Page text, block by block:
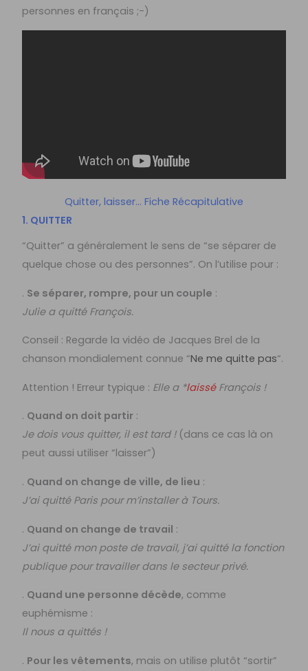
personnes en français ;-)
Quitter, laisser… Fiche Récapitulative
1. QUITTER
“Quitter” a généralement le sens de “se séparer de
quelque chose ou des personnes”. On l’utilise pour :
. Se séparer, rompre, pour un couple :
Julie a quitté François.
Conseil : Regarde la vidéo de Jacques Brel de la
chanson mondialement connue “Ne me quitte pas“.
Attention ! Erreur typique : Elle a *laisséFrançois !
. Quand on doit partir :
Je dois vous quitter, il est tard !(dans ce cas là on
peut aussi utiliser “laisser”)
. Quand on change de ville, de lieu :
J’ai quitté Paris pour m’installer à Tours.
. Quand on change de travail :
J’ai quitté mon poste de travail, j’ai quitté la fonction
publique pour travailler dans le secteur privé.
. Quand une personne décède, comme
euphémisme :
Il nous a quittés !
. Pour les vêtements, mais on utilise plutôt “sortir”